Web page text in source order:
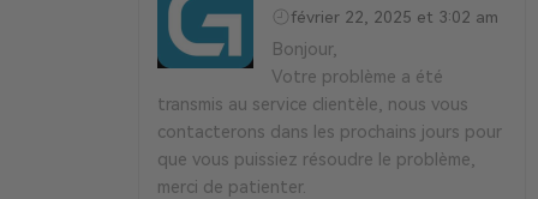
février 22, 2025 et 3:02 am
Bonjour,
Votre problème a été
transmis au service clientèle, nous vous
contacterons dans les prochains jours pour
que vous puissiez résoudre le problème,
merci de patienter.